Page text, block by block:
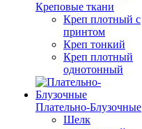
Креповые ткани
Креп плотный с
принтом
Креп тонкий
Креп плотный
однотонный
Плательно-Блузочные
Шелк